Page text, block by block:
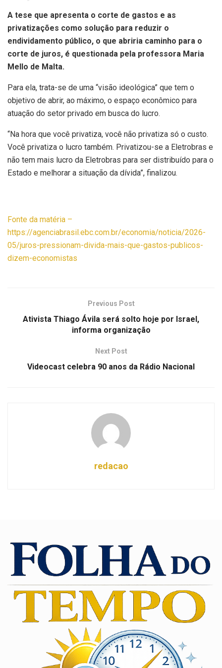
A tese que apresenta o corte de gastos e as
privatizações como solução para reduzir o
endividamento público, o que abriria caminho para o
corte de juros, é questionada pela professora Maria
Mello de Malta.
Para ela, trata-se de uma “visão ideológica” que tem o
objetivo de abrir, ao máximo, o espaço econômico para
atuação do setor privado em busca do lucro.
“Na hora que você privatiza, você não privatiza só o custo.
Você privatiza o lucro também. Privatizou-se a Eletrobras e
não tem mais lucro da Eletrobras para ser distribuído para o
Estado e melhorar a situação da dívida”, finalizou.
Fonte da matéria –
https://agenciabrasil.ebc.com.br/economia/noticia/2026-
05/juros-pressionam-divida-mais-que-gastos-publicos-
dizem-economistas
Previous Post
Ativista Thiago Ávila será solto hoje por Israel,
informa organização
Next Post
Videocast celebra 90 anos da Rádio Nacional
redacao